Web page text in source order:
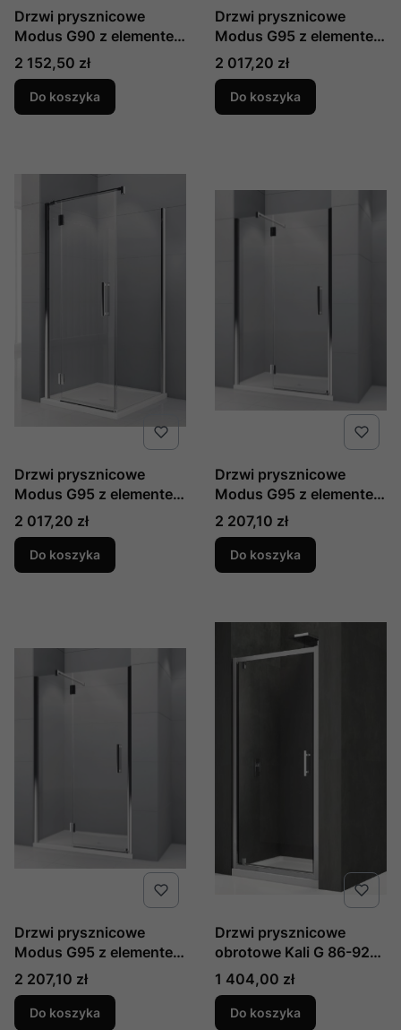
Drzwi prysznicowe
Modus G90 z elementem
stałym do wnęki 90 cm
produkcji Novellini
MODUSG90L-S-1K lewe
Cena
2 152,50 zł
Do koszyka
Drzwi prysznicowe
Modus G95 z elementem
stałym do ścianki
bocznej 95 cm produkcji
Novellini MODUSGF95L-
D-1K prawe
Cena
2 017,20 zł
Do koszyka
Drzwi prysznicowe
Modus G95 z elementem
stałym do ścianki
bocznej 95 cm produkcji
Novellini MODUSGF95L-
S-1K lewe
Cena
2 017,20 zł
Do koszyka
Drzwi prysznicowe
Modus G95 z elementem
stałym do wnęki 95 cm
produkcji Novellini
MODUSG95L-D-1K
prawe
Cena
2 207,10 zł
Do koszyka
Drzwi prysznicowe
Modus G95 z elementem
stałym do wnęki 95 cm
produkcji Novellini
MODUSG95L-S-1K lewe
Cena
2 207,10 zł
Do koszyka
Drzwi prysznicowe
obrotowe Kali G 86-92
cm produkcji Novellini
KALIG86-1B
Cena
1 404,00 zł
Do koszyka